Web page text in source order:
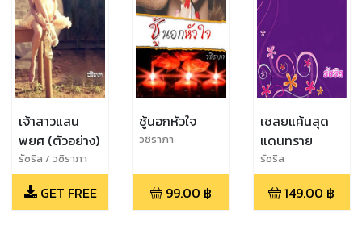
เจ้าสาวแสน
พยศ (ตัวอย่าง)
รัชริล / วชิราภา
GET FREE
ชู้นอกหัวใจ
วชิราภา
99.00 ฿
เชลยแค้นสุด
แดนทราย
รัชริล
149.00 ฿